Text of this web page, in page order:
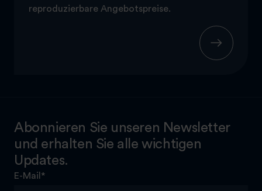
reproduzierbare Angebotspreise.
Abonnieren Sie unseren Newsletter
und erhalten Sie alle wichtigen
Updates.
E-Mail *